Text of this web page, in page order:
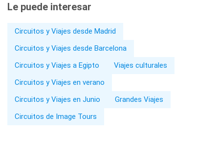
Le puede interesar
Circuitos y Viajes desde Madrid
Circuitos y Viajes desde Barcelona
Circuitos y Viajes a Egipto
Viajes culturales
Circuitos y Viajes en verano
Circuitos y Viajes en Junio
Grandes Viajes
Circuitos de Image Tours